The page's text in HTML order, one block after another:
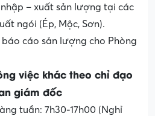
– xuất sản lượng tại các
ngói (Ép, Mộc, Sơn).
cáo sản lượng cho Phòng
việc khác theo chỉ đạo
giám đốc
tuần: 7h30-17h00 (Nghỉ